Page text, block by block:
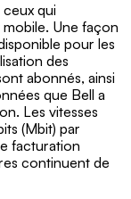
qui
mobile. Une façon
pour les
des
abonnés, ainsi
que Bell a
Les vitesses
(Mbit) par
facturation
continuent de